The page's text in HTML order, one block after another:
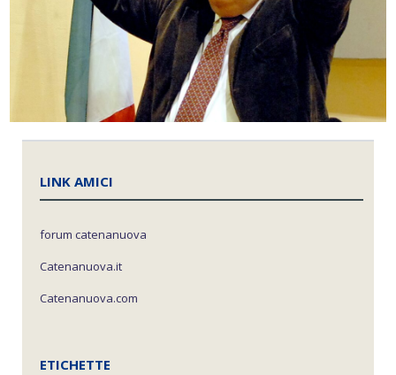
LINK AMICI
forum catenanuova
Catenanuova.it
Catenanuova.com
ETICHETTE